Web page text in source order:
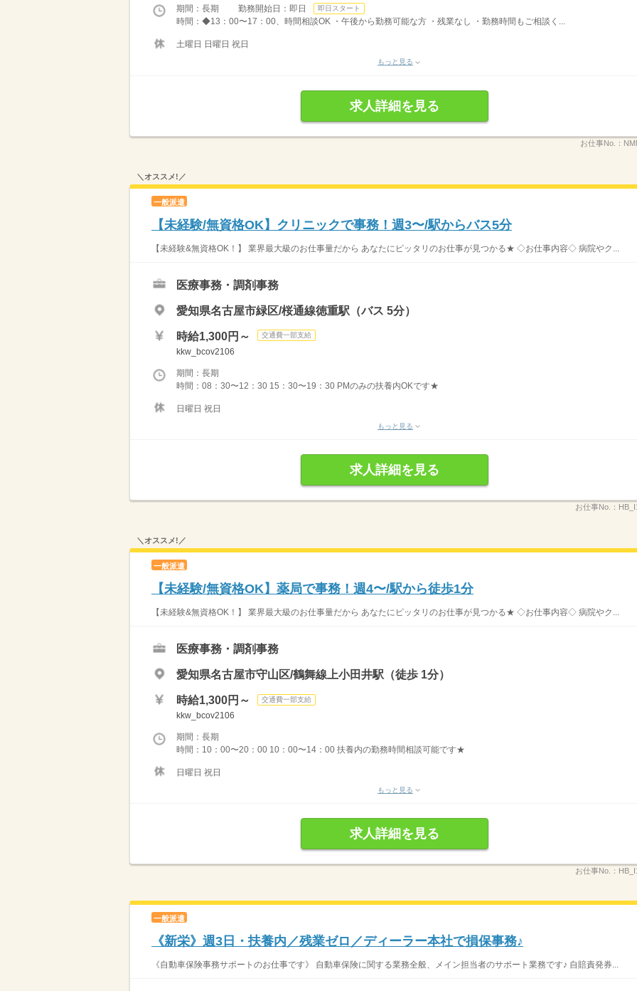
期間：長期 勤務開始日：即日 即日スタート
時間：◆13：00〜17：00、時間相談OK ・午後から勤務可能な方 ・残業なし ・勤務時間もご相談く...
土曜日 日曜日 祝日
もっと見る
求人詳細を見る
お仕事No.：
＼オススメ!／
一般派遣
【未経験/無資格OK】クリニックで事務！週3〜/駅からバス5分
【未経験&無資格OK！】 業界最大級のお仕事量だから あなたにピッタリのお仕事が見つかる★ ◇お仕事内容◇ 病院やク...
医療事務・調剤事務
愛知県名古屋市緑区/桜通線徳重駅（バス 5分）
時給1,300円～ 交通費一部支給
kkw_bcov2106
期間：長期
時間：08：30〜12：30 15：30〜19：30 PMのみの扶養内OKです★
日曜日 祝日
もっと見る
求人詳細を見る
お仕事No.：
＼オススメ!／
一般派遣
【未経験/無資格OK】薬局で事務！週4〜/駅から徒歩1分
【未経験&無資格OK！】 業界最大級のお仕事量だから あなたにピッタリのお仕事が見つかる★ ◇お仕事内容◇ 病院やク...
医療事務・調剤事務
愛知県名古屋市守山区/鶴舞線上小田井駅（徒歩 1分）
時給1,300円～ 交通費一部支給
kkw_bcov2106
期間：長期
時間：10：00〜20：00 10：00〜14：00 扶養内の勤務時間相談可能です★
日曜日 祝日
もっと見る
求人詳細を見る
お仕事No.：
一般派遣
《新栄》週3日・扶養内／残業ゼロ／ディーラー本社で損保事務♪
《自動車保険事務サポートのお仕事です》 自動車保険に関する業務全般、メイン担当者のサポート業務です♪ 自賠責発券...